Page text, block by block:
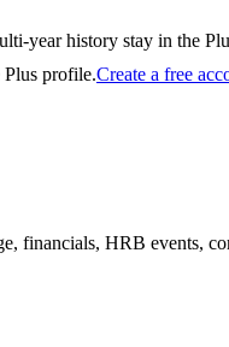
year history stay in the
profile.Create a free
financials, HRB events,